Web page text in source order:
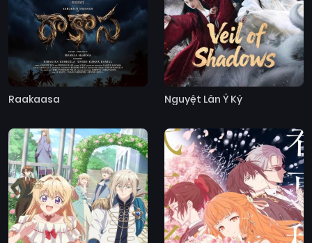
Raakaasa Nguyệt Lân Ỷ Kỷ